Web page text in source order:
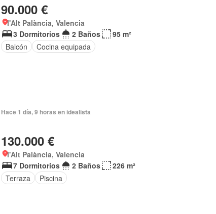
90.000 €
l'Alt Palància, Valencia
3 Dormitorios
2 Baños
95 m²
Balcón
Cocina equipada
Hace 1 día, 9 horas en idealista
130.000 €
l'Alt Palància, Valencia
7 Dormitorios
2 Baños
226 m²
Terraza
Piscina